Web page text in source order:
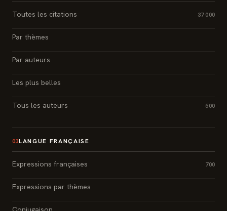
Toutes les citations 37 000
Par thèmes
Par auteurs
Les plus belles
Tous les auteurs 500
03LANGUE FRANÇAISE
Expressions françaises 700
Expressions par thèmes